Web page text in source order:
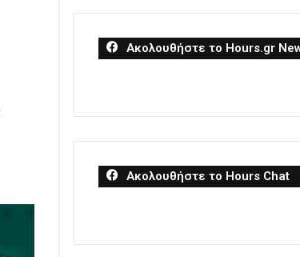
Ακολουθήστε το Hours.gr
Ακολουθήστε το Hours Chat